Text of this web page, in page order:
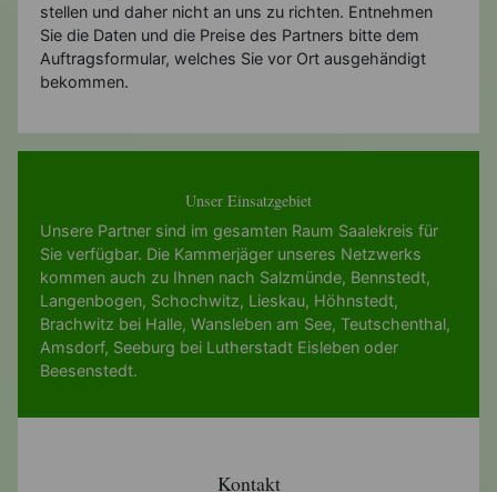
stellen und daher nicht an uns zu richten. Entnehmen
Sie die Daten und die Preise des Partners bitte dem
Auftragsformular, welches Sie vor Ort ausgehändigt
bekommen.
Unser Einsatzgebiet
Unsere Partner sind im gesamten Raum Saalekreis für
Sie verfügbar. Die Kammerjäger unseres Netzwerks
kommen auch zu Ihnen nach Salzmünde, Bennstedt,
Langenbogen, Schochwitz, Lieskau, Höhnstedt,
Brachwitz bei Halle, Wansleben am See, Teutschenthal,
Amsdorf, Seeburg bei Lutherstadt Eisleben oder
Beesenstedt.
Kontakt